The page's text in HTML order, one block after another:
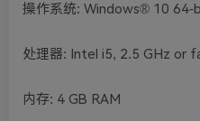
操作系统: Windows® 10 64-
处理器: Intel i5, 2.5 GHz or
内存: 4 GB RAM